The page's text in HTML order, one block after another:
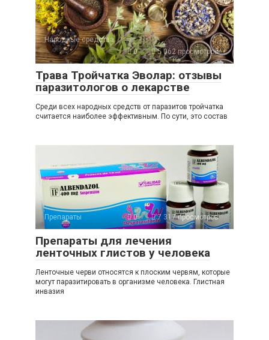
Народные средства
0
5 062 просмотров
Трава Тройчатка Эволар: отзывы
паразитологов о лекарстве
Среди всех народных средств от паразитов тройчатка
считается наиболее эффективным. По сути, это состав
Препараты 0 7 317 просмотров
Препараты для лечения
ленточных глистов у человека
Ленточные черви относятся к плоским червям, которые
могут паразитировать в организме человека. Глистная
инвазия